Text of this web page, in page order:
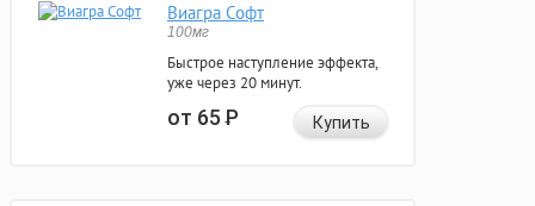
Виагра Софт
100мг
Быстрое наступление эффекта,
уже через 20 минут.
от 65Р Купить